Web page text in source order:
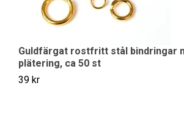
Guldfärgat rostfritt stål bindringar
plätering, ca 50 st
39 kr